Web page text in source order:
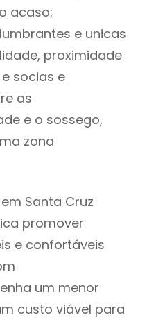
acaso:
e unicas
proximidade
socias e
as
e o sossego,
zona
Santa Cruz
promover
e confortáveis
um menor
custo viável para